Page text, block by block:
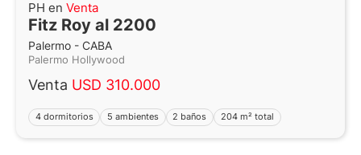
PH en Venta
Fitz Roy al 2200
Palermo - CABA
Palermo Hollywood
Venta USD 310.000
4 dormitorios 5 ambientes 2 baños 204 m² total